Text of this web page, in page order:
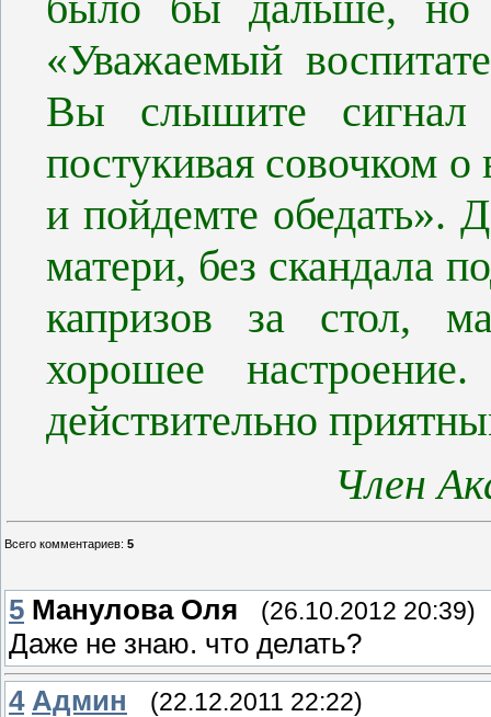
«Уважаемый
Вы слышите
постукивая совочком
и пойдемте обедать».
матери, без скандала
капризов за стол,
хорошее
действительно
Член
Всего комментариев: 5
5 Манулова Оля (26.10.2012 20:39)
Даже не знаю. что делать?
4 Админ (22.12.2011 22:22)